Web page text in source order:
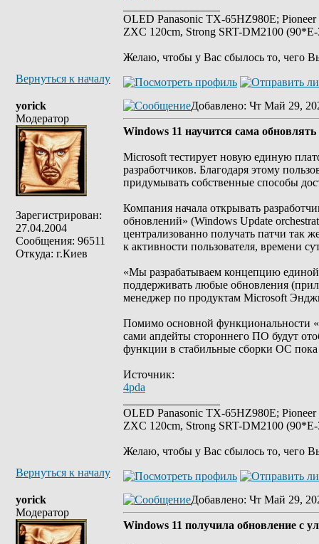
OLED Panasonic TX-65HZ980E;
ZXC 120cm, Strong SRT-DM2100
Желаю, чтобы у Вас сбылось то, чего
Вернуться к началу
yorick
Модератор
Зарегистрирован:
27.04.2004
Сообщения: 96511
Откуда: г.Киев
Добавлено: Чт Май 29,
Windows 11 научится сама
Microsoft тестирует новую единую
разработчиков. Благодаря этому
придумывать собственные способы
Компания начала открывать
обновлений» (Windows Update
централизованно получать патчи так
к активности пользователя, времени
«Мы разрабатываем концепцию
поддерживать любые обновления
менеджер по продуктам Microsoft
Помимо основной функциональности
сами апдейты стороннего ПО будут
функции в стабильные сборки ОС пока
Источник:
4pda
OLED Panasonic TX-65HZ980E;
ZXC 120cm, Strong SRT-DM2100
Желаю, чтобы у Вас сбылось то, чего
Вернуться к началу
yorick
Модератор
Добавлено: Чт Май 29,
Windows 11 получила обновление с